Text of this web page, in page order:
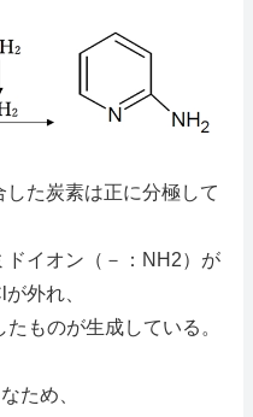
た炭素は正に分極して
ドイオン（－：NH2）が
外れ、
ものが生成している。
ため、